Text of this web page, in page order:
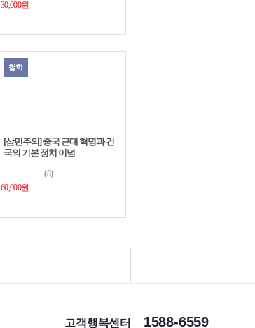
30,000원
철학
[삼민주의] 중국 근대 혁명과 건
국의 기본 정치 이념
(8)
60,000원
고객행복센터 1588-6559